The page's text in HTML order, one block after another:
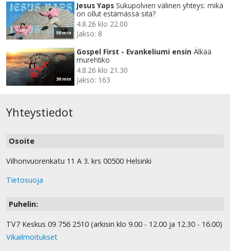
50 min
Jesus Yaps Sukupolvien välinen yhteys: mikä
on ollut estämässä sitä?
4.8.26 klo 22.00
Jakso: 8
30 min
Gospel First - Evankeliumi ensin Älkää
murehtiko
4.8.26 klo 21.30
Jakso: 163
Yhteystiedot
Osoite
Vilhonvuorenkatu 11 A 3. krs 00500 Helsinki
Tietosuoja
Puhelin:
TV7 Keskus 09 756 2510 (arkisin klo 9.00 - 12.00 ja 12.30 - 16.00)
Vikailmoitukset